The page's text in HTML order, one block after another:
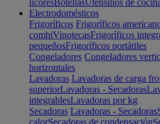
licoresBotellasUtensilios de
Electrodomésticos
Frigoríficos Frigoríficos
combiVinotecasFrigoríficos
pequeñosFrigoríficos portátiles
Congeladores Congeladores
horizontales
Lavadoras Lavadoras de carga
superiorLavadoras - Secadoras
integrablesLavadoras por kg
Secadoras Lavadoras - Secadoras
calorSecadoras de condensación